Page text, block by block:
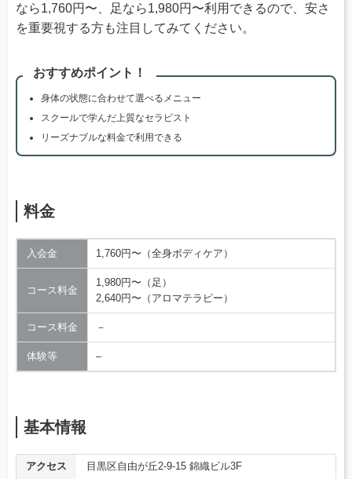
なら1,760円〜、足なら1,980円〜利用できるので、安さ
を重要視する方も注目してみてください。
おすすめポイント！
身体の状態に合わせて選べるメニュー
スクールで学んだ上質なセラピスト
リーズナブルな料金で利用できる
料金
入会金 1,760円〜（全身ボディケア）
コース料金
1,980円〜（足）
2,640円〜（アロマテラピー）
コース料金 －
体験等 –
基本情報
アクセス 目黒区自由が丘2-9-15 錦織ビル3F